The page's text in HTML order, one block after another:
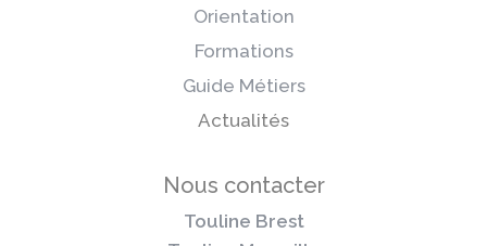
Orientation
Formations
Guide Métiers
Actualités
Nous contacter
Touline Brest